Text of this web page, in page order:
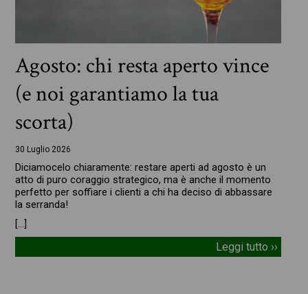
Agosto: chi resta aperto vince
(e noi garantiamo la tua
scorta)
30 Luglio 2026
Diciamocelo chiaramente: restare aperti ad agosto è un
atto di puro coraggio strategico, ma è anche il momento
perfetto per soffiare i clienti a chi ha deciso di abbassare
la serranda!
[…]
Leggi tutto ››